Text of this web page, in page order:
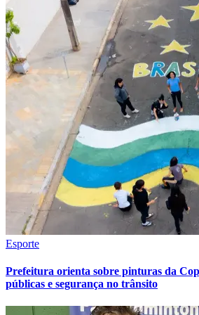
Bragantino
Esporte
Prefeitura orienta sobre pinturas da
públicas e segurança no trânsito